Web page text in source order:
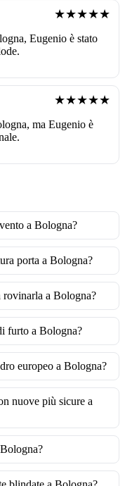
★★★★★
Eugenio è stato
★★★★★
ma Eugenio è
a Bologna?
porta a Bologna?
rovinarla a Bologna?
furto a Bologna?
europeo a Bologna?
nuove più sicure a